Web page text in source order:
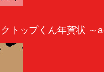
トップくん年賀状 ～